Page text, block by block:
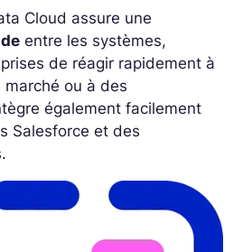
Cloud assure une
entre les systèmes,
de réagir rapidement à
ou à des
également facilement
Salesforce et des